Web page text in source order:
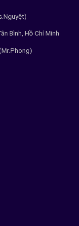
Bình, Hồ Chí Minh